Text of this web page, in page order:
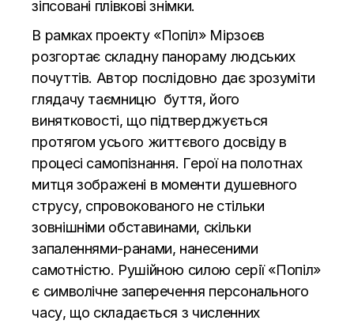
зіпсовані плівкові знімки.
В рамках проекту «Попіл» Мірзоєв
розгортає складну панораму людських
почуттів. Автор послідовно дає зрозуміти
глядачу таємницю буття, його
винятковості, що підтверджується
протягом усього життєвого досвіду в
процесі самопізнання. Герої на полотнах
митця зображені в моменти душевного
струсу, спровокованого не стільки
зовнішніми обставинами, скільки
запаленнями-ранами, нанесеними
самотністю. Рушійною силою серії «Попіл»
є символічне заперечення персонального
часу, що складається з численних